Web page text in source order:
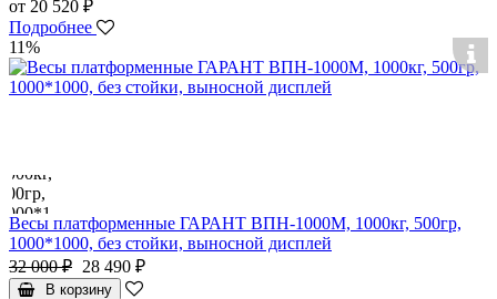
от 20 520 ₽
Подробнее
11%
Весы платформенные ГАРАНТ ВПН-1000М, 1000кг, 500гр,
1000*1000, без стойки, выносной дисплей
32 000 ₽ 28 490 ₽
В корзину